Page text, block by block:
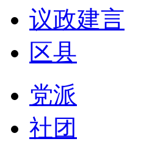
议政建言
区县
党派
社团